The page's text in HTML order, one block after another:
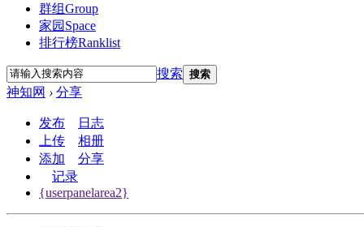
群组Group
家园 Space
排行榜Ranklist
搜索 搜索
神知网 › 分享
发布
日志
上传
相册
添加
分享
记录
{userpanelarea2}